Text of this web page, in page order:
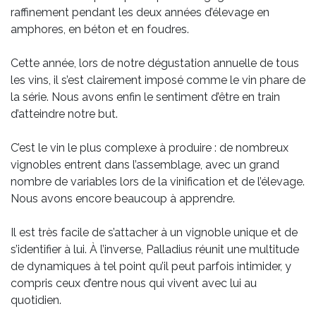
raffinement pendant les deux années d’élevage en
amphores, en béton et en foudres.
Cette année, lors de notre dégustation annuelle de tous
les vins, il s’est clairement imposé comme le vin phare de
la série. Nous avons enfin le sentiment d’être en train
d’atteindre notre but.
C’est le vin le plus complexe à produire : de nombreux
vignobles entrent dans l’assemblage, avec un grand
nombre de variables lors de la vinification et de l’élevage.
Nous avons encore beaucoup à apprendre.
Il est très facile de s’attacher à un vignoble unique et de
s’identifier à lui. À l’inverse, Palladius réunit une multitude
de dynamiques à tel point qu’il peut parfois intimider, y
compris ceux d’entre nous qui vivent avec lui au
quotidien.